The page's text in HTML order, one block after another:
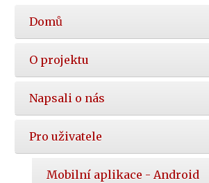
Hlavní
nabídka
Domů
O projektu
Napsali o nás
Pro uživatele
Mobilní aplikace - Android